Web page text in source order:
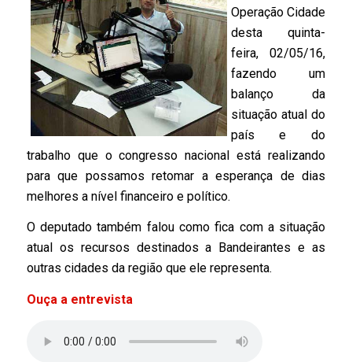
Operação Cidade
desta quinta-
feira, 02/05/16,
fazendo um
balanço da
situação atual do
país e do
trabalho que o congresso nacional está realizando
para que possamos retomar a esperança de dias
melhores a nível financeiro e político.
O deputado também falou como fica com a situação
atual os recursos destinados a Bandeirantes e as
outras cidades da região que ele representa.
Ouça a entrevista